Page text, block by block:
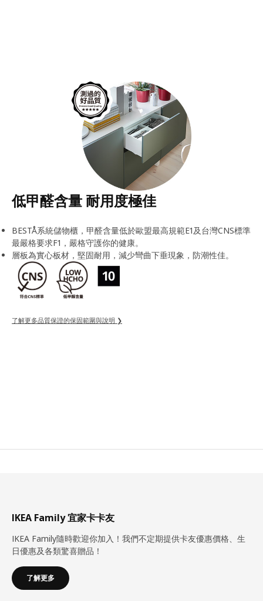
低甲醛含量 耐用度極佳
BESTÅ系統儲物櫃，甲醛含量低於歐盟最高規範E1及台灣CNS標準
最嚴格要求F1，嚴格守護你的健康。
層板為實心板材，堅固耐用，減少彎曲下垂現象，防潮性佳。
了解更多品質保證的保固範圍與說明 ❯
IKEA Family 宜家卡卡友
IKEA Family隨時歡迎你加入！我們不定期提供卡友優惠價格、生
日優惠及各類驚喜贈品！
了解更多